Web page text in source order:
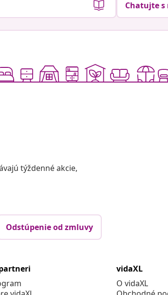
Chatujte s
týždenné akcie,
Odstúpenie od zmluvy
vidaXL
O vidaXL